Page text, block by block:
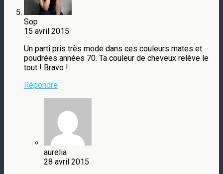
Sop
15 avril 2015
Un parti pris très mode dans ces couleurs mates et
poudrées années 70. Ta couleur de cheveux relève le
tout ! Bravo !
Répondre
aurelia
28 avril 2015